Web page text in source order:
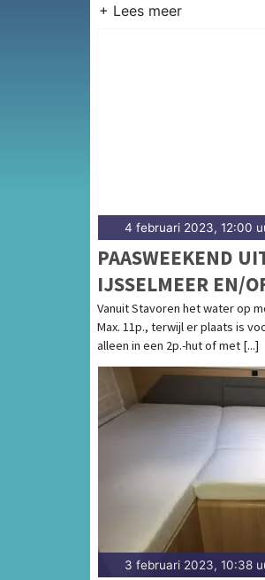
4 februari 2023, 12:00
PAASWEEKEND
IJSSELMEER EN/
APRIL 2023
Vanuit Stavoren het water op
Max. 11p., terwijl er plaats is
alleen in een 2p.-hut of met [...]
3 februari 2023, 10:38